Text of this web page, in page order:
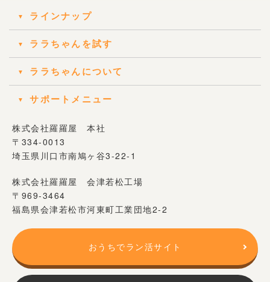
ラインナップ
ララちゃんを試す
ララちゃんについて
サポートメニュー
株式会社羅羅屋 本社
〒334-0013
埼玉県川口市南鳩ヶ谷3-22-1
株式会社羅羅屋 会津若松工場
〒969-3464
福島県会津若松市河東町工業団地2-2
おうちでラン活サイト